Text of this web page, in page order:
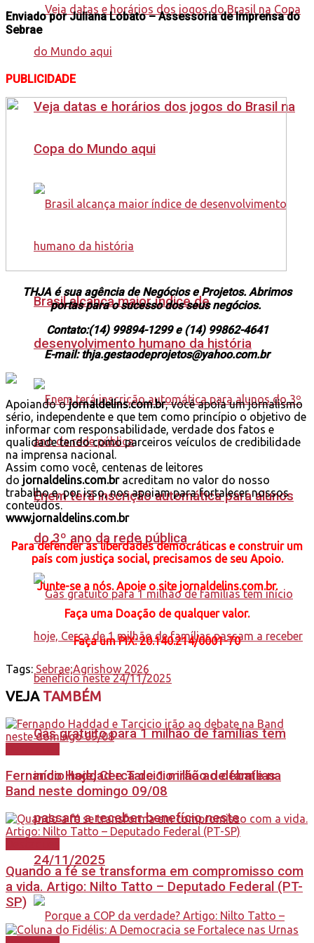
Veja datas e horários dos jogos do Brasil na
Copa do Mundo aqui
Brasil alcança maior índice de
desenvolvimento humano da história
Enem terá inscrição automática para alunos
do 3º ano da rede pública
Gás gratuito para 1 milhão de famílias tem
início hoje, Cerca de 1 milhão de famílias
passam a receber benefício neste
24/11/2025
Enviado por Juliana Lobato – Assessoria de Imprensa do
Sebrae
PUBLICIDADE
THJA é sua agência de Negócios e Projetos. Abrimos
portas para o sucesso dos seus negócios.
Contato:(14) 99894-1299 e (14) 99862-4641
E-mail: thja.gestaodeprojetos@yahoo.com.br
Apoiando ojornaldelins.com.br, você apoia um jornalismo
sério, independente e que tem como princípio o objetivo de
informar com responsabilidade, verdade dos fatos e
qualidade tendo como parceiros veículos de credibilidade
na imprensa nacional.
Assim como você, centenas de leitores
do jornaldelins.com.bracreditam no valor do nosso
trabalho e, por isso, nos apoiam para fortalecer nossos
conteúdos.
www.jornaldelins.com.br
Para defender as liberdades democráticas e construir um
país com justiça social, precisamos de seu Apoio.
Junte-se a nós. Apoie o site jornaldelins.com.br.
Faça uma Doação de qualquer valor.
Façaum PIX: 20.140.214/0001-70
Tags: Sebrae;Agrishow 2026
VEJATAMBÉM
Fernando Haddad e Tarcicio irão ao debate na
Band neste domingo 09/08
Quando a fé se transforma em compromisso com
a vida. Artigo: Nilto Tatto – Deputado Federal (PT-
SP)